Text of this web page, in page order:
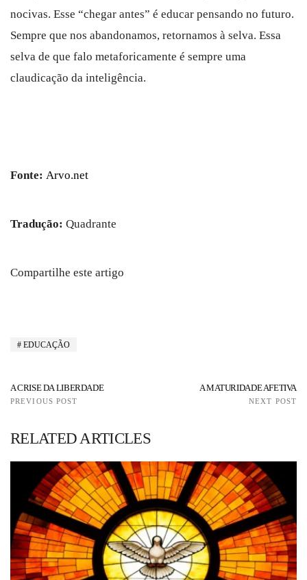
nocivas. Esse “chegar antes” é educar pensando no futuro.
Sempre que nos abandonamos, retornamos à selva. Essa
selva de que falo metaforicamente é sempre uma
claudicação da inteligência.
Fonte: Arvo.net
Tradução: Quadrante
Compartilhe este artigo
EDUCAÇÃO
A CRISE DA LIBERDADE
PREVIOUS POST
A MATURIDADE AFETIVA
NEXT POST
RELATED ARTICLES